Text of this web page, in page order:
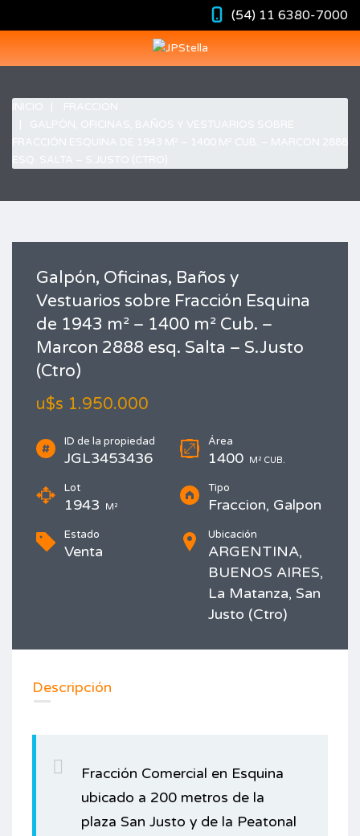
(54) 11 6380-7000
Galpón, Oficinas, Baños y
Vestuarios sobre Fracción Esquina
de 1943 m² – 1400 m² Cub. –
Marcon 2888 esq. Salta – S.Justo
(Ctro)
u$s 1.950.000
ID de la propiedad
JGL3453436
Área
1400 M² CUB.
Lot
1943 M²
Tipo
Fraccion, Galpon
Estado
Venta
Ubicación
ARGENTINA,
BUENOS AIRES,
La Matanza, San
Justo (Ctro)
Descripción
Fracción Comercial en Esquina
ubicado a 200 metros de la
plaza San Justo y de la Peatonal